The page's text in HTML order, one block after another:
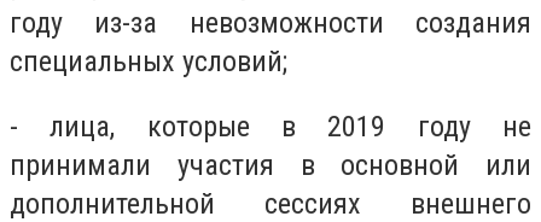
году из-за невозможности создания
специальных условий;
- лица, которые в 2019 году не
принимали участия в основной или
дополнительной сессиях внешнего